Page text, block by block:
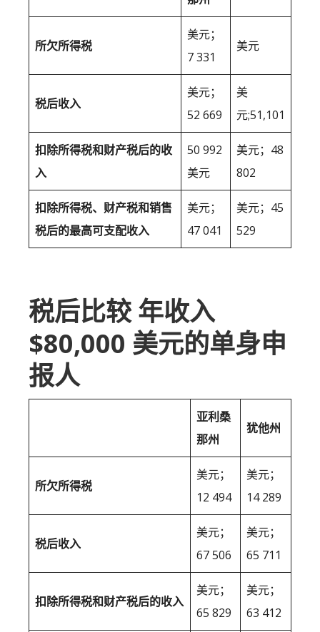
所欠所得税
美元；
7 331
美元
税后收入
美元；
52 669
美
元;51,101
扣除所得税和财产税后的收
入
50 992
美元
美元；48
802
扣除所得税、财产税和销售
税后的最高可支配收入
美元；
47 041
美元；45
529
税后比较 年收入
$80,000 美元的单身申
报人
亚利桑
那州
犹他州
所欠所得税
美元；
12 494
美元；
14 289
税后收入
美元；
67 506
美元；
65 711
扣除所得税和财产税后的收入
美元；
65 829
美元；
63 412